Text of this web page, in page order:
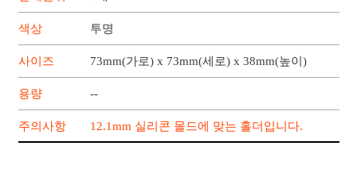
색상 투명
사이즈 73mm(가로) x 73mm(세로) x 38mm(높이)
용량 --
주의사항 12.1mm 실리콘 몰드에 맞는 홀더입니다.